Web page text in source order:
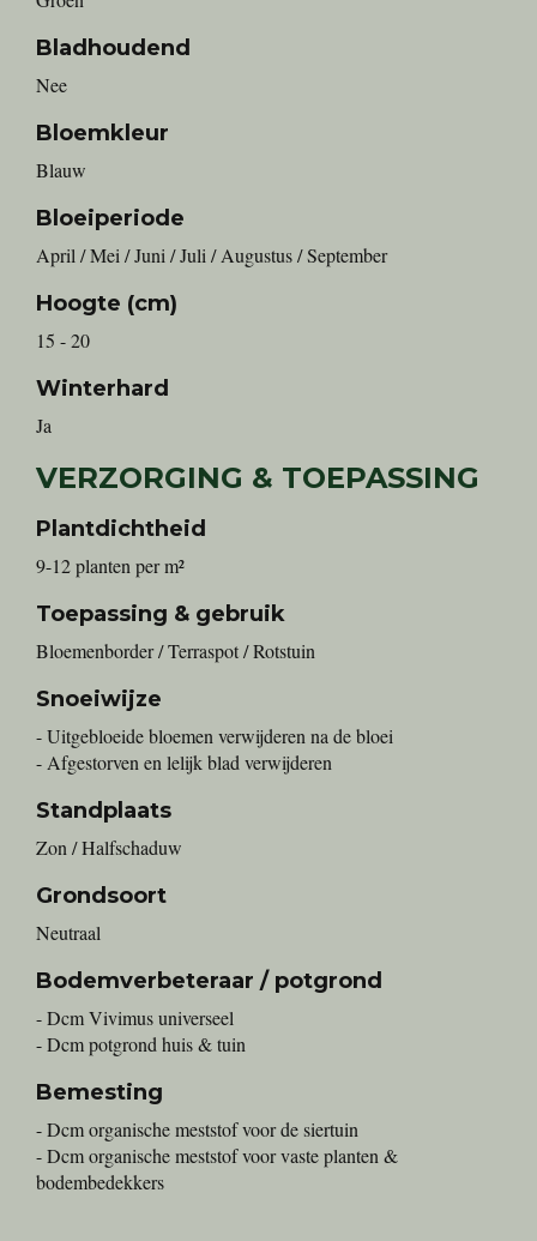
Bladhoudend
Nee
Bloemkleur
Blauw
Bloeiperiode
April / Mei / Juni / Juli / Augustus / September
Hoogte (cm)
15 - 20
Winterhard
Ja
VERZORGING & TOEPASSING
Plantdichtheid
9-12 planten per m²
Toepassing & gebruik
Bloemenborder / Terraspot / Rotstuin
Snoeiwijze
- Uitgebloeide bloemen verwijderen na de bloei
- Afgestorven en lelijk blad verwijderen
Standplaats
Zon / Halfschaduw
Grondsoort
Neutraal
Bodemverbeteraar / potgrond
- Dcm Vivimus universeel
- Dcm potgrond huis & tuin
Bemesting
- Dcm organische meststof voor de siertuin
- Dcm organische meststof voor vaste planten &
bodembedekkers